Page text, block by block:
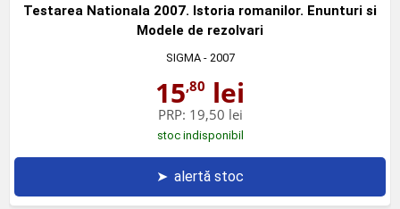
Testarea Nationala 2007. Istoria romanilor. Enunturi si
Modele de rezolvari
SIGMA- 2007
15,80 lei
PRP: 19,50 lei
stoc indisponibil
➤ alertă stoc